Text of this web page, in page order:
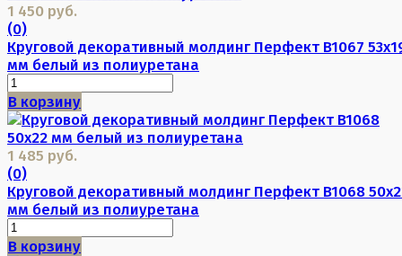
1 450 руб.
(0)
Круговой декоративный молдинг Перфект B1067
мм белый из полиуретана
В корзину
1 485 руб.
(0)
Круговой декоративный молдинг Перфект B1068
мм белый из полиуретана
В корзину